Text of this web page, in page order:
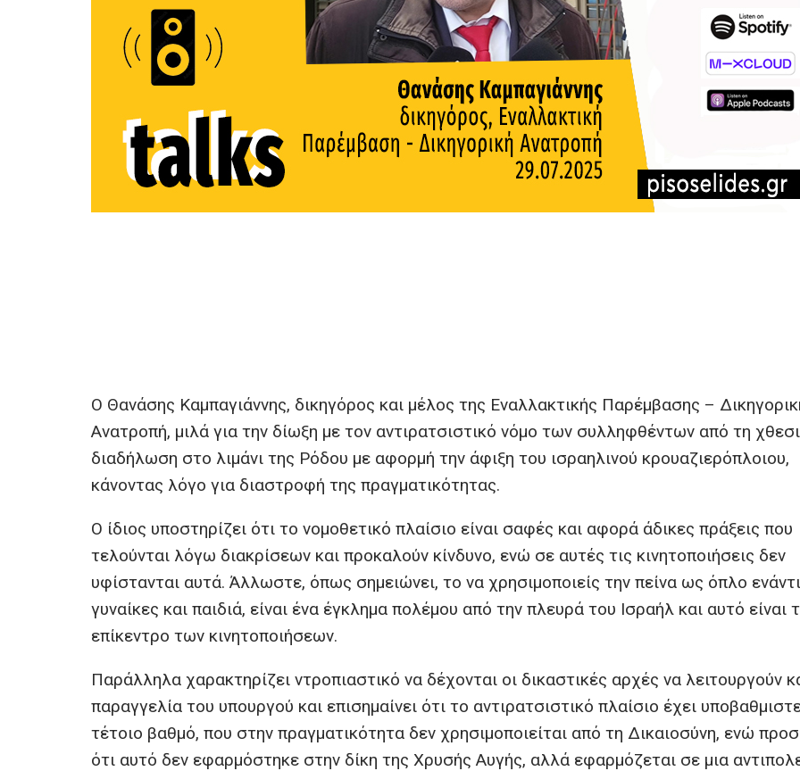
Ο Θανάσης Καμπαγιάννης, δικηγόρος και μέλος της Εναλλακτικής Παρέμβασης –
Ανατροπή, μιλά για την δίωξη με τον αντιρατσιστικό νόμο των συλληφθέντων από τη
διαδήλωση στο λιμάνι της Ρόδου με αφορμή την άφιξη του ισραηλινού κρουαζιερόπλοιου,
κάνοντας λόγο για διαστροφή της πραγματικότητας.
Ο ίδιος υποστηρίζει ότι το νομοθετικό πλαίσιο είναι σαφές και αφορά άδικες πράξεις που
τελούνται λόγω διακρίσεων και προκαλούν κίνδυνο, ενώ σε αυτές τις κινητοποιήσεις δεν
υφίστανται αυτά. Άλλωστε, όπως σημειώνει, το να χρησιμοποιείς την πείνα ως όπλο
γυναίκες και παιδιά, είναι ένα έγκλημα πολέμου από την πλευρά του Ισραήλ και αυτό είναι
επίκεντρο των κινητοποιήσεων.
Παράλληλα χαρακτηρίζει ντροπιαστικό να δέχονται οι δικαστικές αρχές να λειτουργούν
παραγγελία του υπουργού και επισημαίνει ότι το αντιρατσιστικό πλαίσιο έχει
τέτοιο βαθμό, που στην πραγματικότητα δεν χρησιμοποιείται από τη Δικαιοσύνη, ενώ
ότι αυτό δεν εφαρμόστηκε στην δίκη της Χρυσής Αυγής, αλλά εφαρμόζεται σε μια